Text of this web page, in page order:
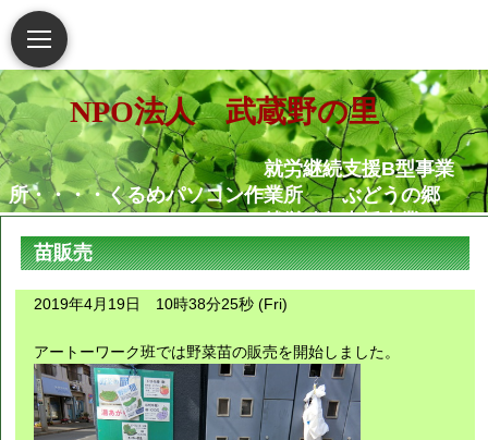
NPO法人 武蔵野の里
就労継続支援B型事業
所・・・・くるめパソコン作業所 ぶどうの郷
就労移行支援事業
所・・・・・・くるめパソコン作業所
相談支援センター武蔵野
の里
就労定着支援センターつ
ぐみ
障害がある人もない人も共に生き
苗販売
2019年4月19日 10時38分25秒 (Fri)
アートーワーク班では野菜苗の販売を開始しました。